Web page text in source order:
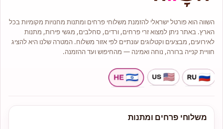
השווה הוא פורטל ישראלי להזמנת משלוחי פרחים ומתנות מחנויות מקומיות בכל
הארץ. באתר ניתן למצוא זרי פרחים, ורדים, סחלבים, מגשי פירות, מתנות
לאירועים, מבצעים וקטלוגים עונתיים לפי אזור משלוח. המטרה שלנו היא להציג
חוויית קנייה ברורה, נוחה ואמינה — מהחיפוש ועד ההזמנה.
משלוחי פרחים ומתנות